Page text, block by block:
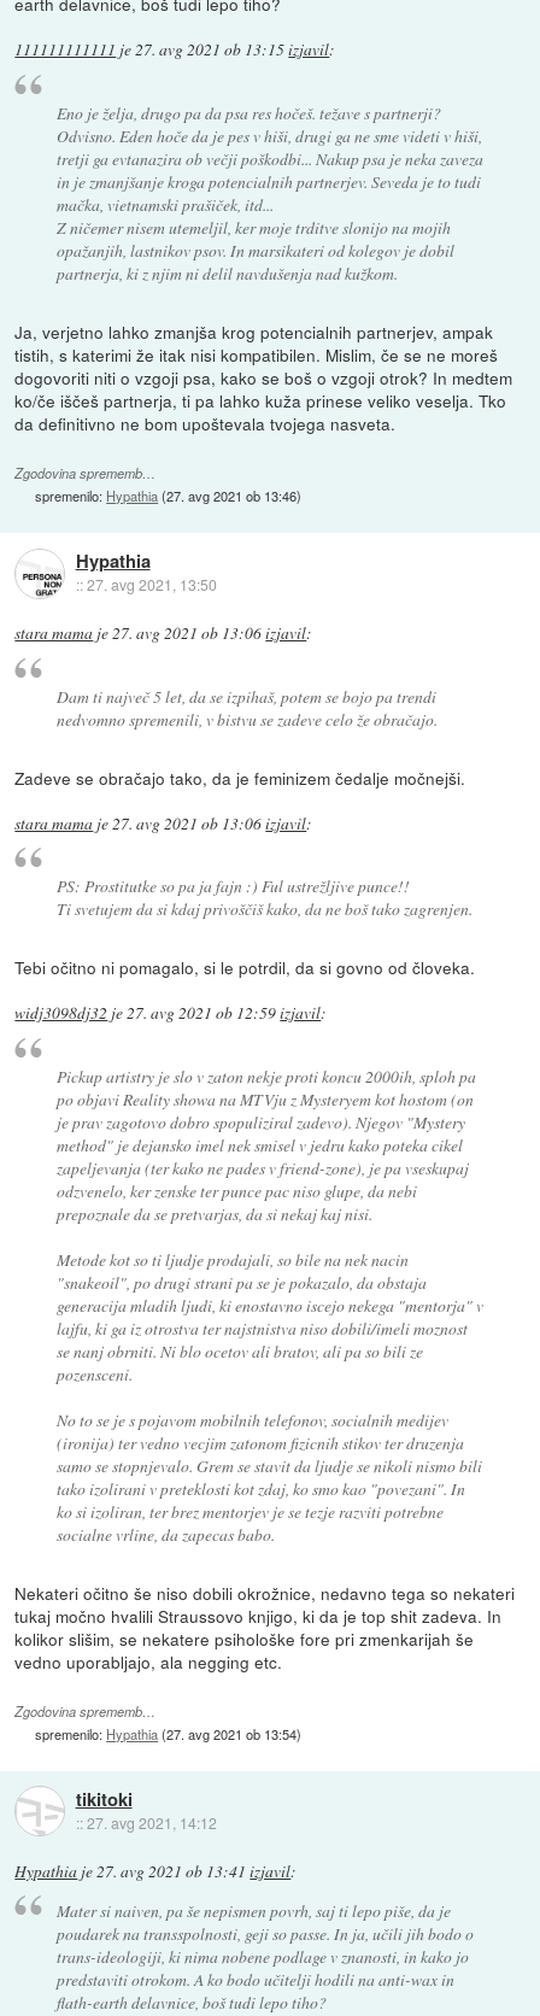
111111111111 je27. avg 2021 ob 13:15izjavil:
Eno je želja, drugo pa da psa res hočeš. težave s partnerji?
Odvisno. Eden hoče da je pes v hiši, drugi ga ne sme videti v hiši,
tretji ga evtanazira ob večji poškodbi... Nakup psa je neka zaveza
in je zmanjšanje kroga potencialnih partnerjev. Seveda je to tudi
mačka, vietnamski prašiček, itd...
Z ničemer nisem utemeljil, ker moje trditve slonijo na mojih
opažanjih, lastnikov psov. In marsikateri od kolegov je dobil
partnerja, ki z njim ni delil navdušenja nad kužkom.
Ja, verjetno lahko zmanjša krog potencialnih partnerjev, ampak
tistih, s katerimi že itak nisi kompatibilen. Mislim, če se ne moreš
dogovoriti niti o vzgoji psa, kako se boš o vzgoji otrok? In medtem
ko/če iščeš partnerja, ti pa lahko kuža prinese veliko veselja. Tko
da definitivno ne bom upoštevala tvojega nasveta.
Zgodovina sprememb…
spremenilo: Hypathia(27. avg 2021 ob 13:46)
Hypathia
::27. avg 2021, 13:50
stara mama je27. avg 2021 ob 13:06izjavil:
Dam ti največ 5 let, da se izpihaš, potem se bojo pa trendi
nedvomno spremenili, v bistvu se zadeve celo že obračajo.
Zadeve se obračajo tako, da je feminizem čedalje močnejši.
stara mama je 27. avg 2021 ob 13:06izjavil:
PS: Prostitutke so pa ja fajn :) Ful ustrežljive punce!!
Ti svetujem da si kdaj privoščiš kako, da ne boš tako zagrenjen.
Tebi očitno ni pomagalo, si le potrdil, da si govno od človeka.
widj3098dj32 je27. avg 2021 ob 12:59izjavil:
Pickup artistry je slo v zaton nekje proti koncu 2000ih, sploh pa
po objavi Reality showa na MTVju z Mysteryem kot hostom (on
je prav zagotovo dobro spopuliziral zadevo). Njegov "Mystery
method" je dejansko imel nek smisel v jedru kako poteka cikel
zapeljevanja (ter kako ne pades v friend-zone), je pa vseskupaj
odzvenelo, ker zenske ter punce pac niso glupe, da nebi
prepoznale da se pretvarjas, da si nekaj kaj nisi.
Metode kot so ti ljudje prodajali, so bile na nek nacin
"snakeoil", po drugi strani pa se je pokazalo, da obstaja
generacija mladih ljudi, ki enostavno iscejo nekega "mentorja" v
lajfu, ki ga iz otrostva ter najstnistva niso dobili/imeli moznost
se nanj obrniti. Ni blo ocetov ali bratov, ali pa so bili ze
pozensceni.
No to se je s pojavom mobilnih telefonov, socialnih medijev
(ironija) ter vedno vecjim zatonom fizicnih stikov ter druzenja
samo se stopnjevalo. Grem se stavit da ljudje se nikoli nismo bili
tako izolirani v preteklosti kot zdaj, ko smo kao "povezani". In
ko si izoliran, ter brez mentorjev je se tezje razviti potrebne
socialne vrline, da zapecas babo.
Nekateri očitno še niso dobili okrožnice, nedavno tega so nekateri
tukaj močno hvalili Straussovo knjigo, ki da je top shit zadeva. In
kolikor slišim, se nekatere psihološke fore pri zmenkarijah še
vedno uporabljajo, ala negging etc.
Zgodovina sprememb…
spremenilo: Hypathia(27. avg 2021 ob 13:54)
tikitoki
::27. avg 2021, 14:12
Hypathia je 27. avg 2021 ob 13:41 izjavil:
Mater si naiven, pa še nepismen povrh, saj ti lepo piše, da je
poudarek na transspolnosti, geji so passe. In ja, učili jih bodo o
trans-ideologiji, ki nima nobene podlage v znanosti, in kako jo
predstaviti otrokom. A ko bodo učitelji hodili na anti-wax in
flath-earth delavnice, boš tudi lepo tiho?